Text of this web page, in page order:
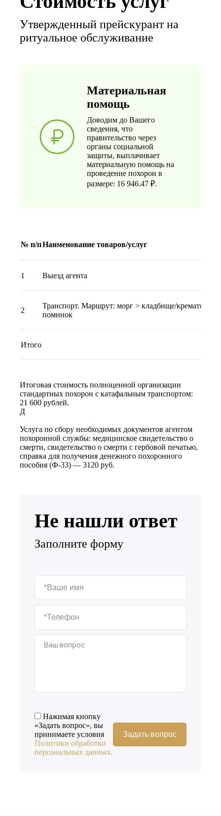
Утвержденный прейскурант на
ритуальное обслуживание
Материальная
помощь
Доводим до Вашего
сведения, что
правительство через
органы социальной
защиты, выплачивает
материальную помощь на
проведение похорон в
размере: 16 946.47 ₽.
№ п/пНаименование товаров/услуг
1 Выезд агента
2
Транспорт. Маршрут: морг > кладбище/крематорий
поминок
Итого
Итоговая стоимость полноценной организации
стандартных похорон с катафальным транспортом:
21 600 рублей.
Д
Услуга по сбору необходимых документов агентом
похоронной службы: медицинское свидетельство о
смерти, свидетельство о смерти с гербовой печатью,
справка для получения денежного похоронного
пособия (Ф-33) — 3120 руб.
Не нашли ответ
Заполните форму
Нажимая кнопку
«Задать вопрос», вы
принимаете условия
Политики обработки
персональных данных.